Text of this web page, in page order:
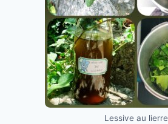
Lessive au lierre